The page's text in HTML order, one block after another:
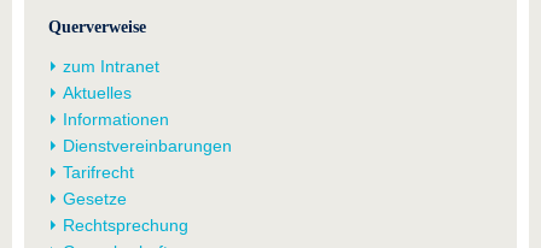
Querverweise
zum Intranet
Aktuelles
Informationen
Dienstvereinbarungen
Tarifrecht
Gesetze
Rechtsprechung